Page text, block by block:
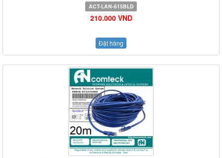
ACT-LAN-615BLD
210.000 VND
Đặt hàng